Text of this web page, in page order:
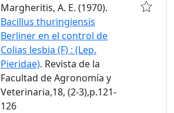
Margheritis, A. E. (1970).
Bacillus thuringiensis
Berliner en el control de
Colias lesbia (F) : (Lep.
Pieridae). Revista de la
Facultad de Agronomía y
Veterinaria,18, (2-3),p.121-
126